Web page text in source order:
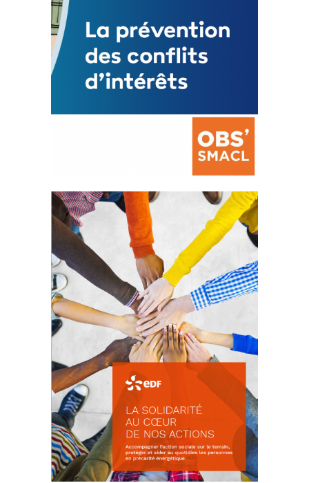
La prévention des conflits
d’intérêts
18 septembre 2023
FEUILLETER